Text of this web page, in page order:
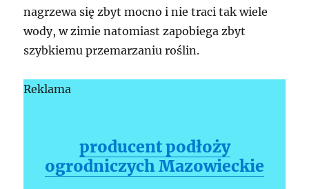
nagrzewa się zbyt mocno i nie traci tak wiele
wody, w zimie natomiast zapobiega zbyt
szybkiemu przemarzaniu roślin.
Reklama
producent podłoży
ogrodniczych Mazowieckie